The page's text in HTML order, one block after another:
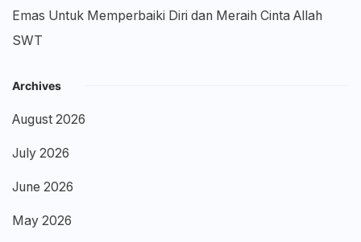
Emas Untuk Memperbaiki Diri dan Meraih Cinta Allah
SWT
Archives
August 2026
July 2026
June 2026
May 2026